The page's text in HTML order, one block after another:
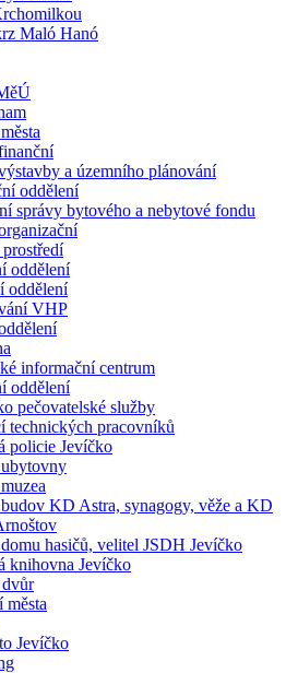
Maló Hanó
a územního plánování
oddělení
správy bytového a nebytové fondu
oddělení
oddělení
VHP
informační centrum
oddělení
pečovatelské služby
technických pracovníků
policie Jevíčko
budov KD Astra, synagogy, věže a KD
hasičů, velitel JSDH Jevíčko
knihovna Jevíčko
dvůr
Jevíčko